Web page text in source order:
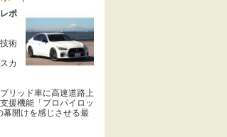
ポ
術
カ
リッド車に高速道路上
援機能「プロパイロッ
幕開けを感じさせる最